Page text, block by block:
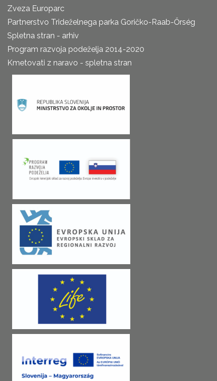
Zveza Europarc
Partnerstvo Trideželnega parka Goričko-Raab-Őrség
Spletna stran - arhiv
Program razvoja podeželja 2014-2020
Kmetovati z naravo - spletna stran